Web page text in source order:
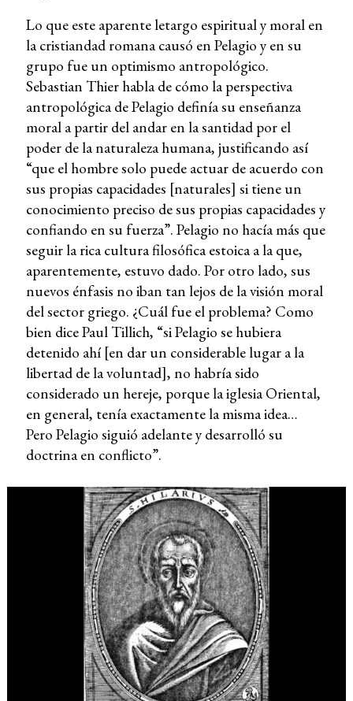
Lo que este aparente letargo espiritual y moral en
la cristiandad romana causó en Pelagio y en su
grupo fue un optimismo antropológico.
Sebastian Thier habla de cómo la perspectiva
antropológica de Pelagio definía su enseñanza
moral a partir del andar en la santidad por el
poder de la naturaleza humana, justificando así
“que el hombre solo puede actuar de acuerdo con
sus propias capacidades [naturales] si tiene un
conocimiento preciso de sus propias capacidades y
confiando en su fuerza”. Pelagio no hacía más que
seguir la rica cultura filosófica estoica a la que,
aparentemente, estuvo dado. Por otro lado, sus
nuevos énfasis no iban tan lejos de la visión moral
del sector griego. ¿Cuál fue el problema? Como
bien dice Paul Tillich, “si Pelagio se hubiera
detenido ahí [en dar un considerable lugar a la
libertad de la voluntad], no habría sido
considerado un hereje, porque la iglesia Oriental,
en general, tenía exactamente la misma idea…
Pero Pelagio siguió adelante y desarrolló su
doctrina en conflicto”.